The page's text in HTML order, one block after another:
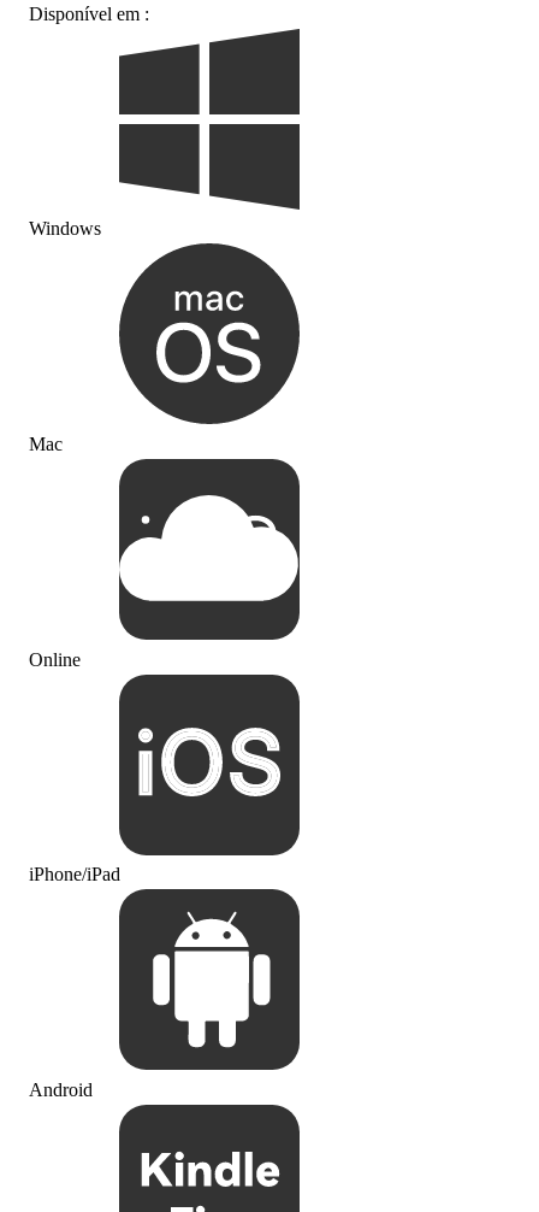
Disponível em :
Windows
Mac
Online
iPhone/iPad
Android